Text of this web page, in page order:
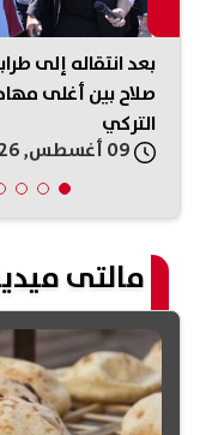
بعد انتقاله إلى
صلاح بين أغلى
التركي
مالتى